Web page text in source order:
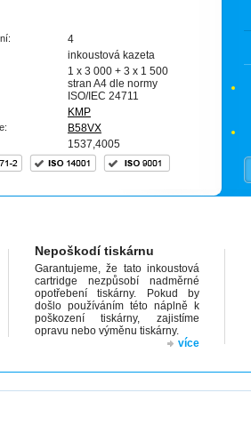
4
inkoustová kazeta
1 x 3 000 + 3 x 1 500
stran A4 dle normy
ISO/IEC 24711
KMP
B58VX
1537,4005
Nepoškodí tiskárnu
Garantujeme, že tato inkoustová
cartridge nezpůsobí nadměrné
opotřebení tiskárny. Pokud by
došlo používáním této náplně k
poškození tiskárny, zajistíme
opravu nebo výměnu tiskárny.
více